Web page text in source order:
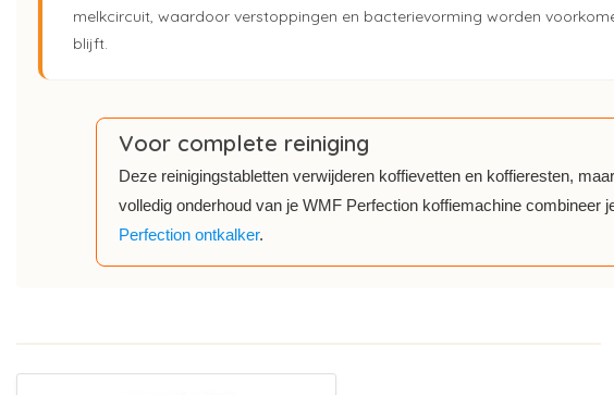
melkcircuit, waardoor verstoppingen en bacterievorming worden
blijft.
Voor complete reiniging
Deze reinigingstabletten verwijderen koffievetten en koffieresten,
volledig onderhoud van je WMF Perfection koffiemachine combineer
Perfection ontkalker.